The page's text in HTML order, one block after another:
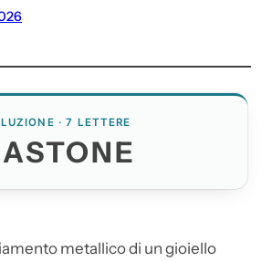
· 7 LETTERE
metallico di un gioiello